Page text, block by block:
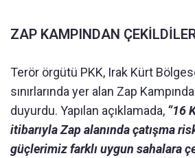
ZAP KAMPINDAN
Terör örgütü PKK, Irak Kürt
sınırlarında yer alan Zap
duyurdu. Yapılan açıklamada, ‘’16
itibarıyla Zap alanında çatışma
güçlerimiz farklı uygun sahalara